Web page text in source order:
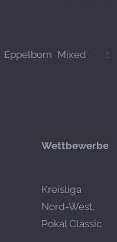
Eppelborn Mixed 17
Wettbewerbe
Kreisliga
Nord-West,
Pokal Classic